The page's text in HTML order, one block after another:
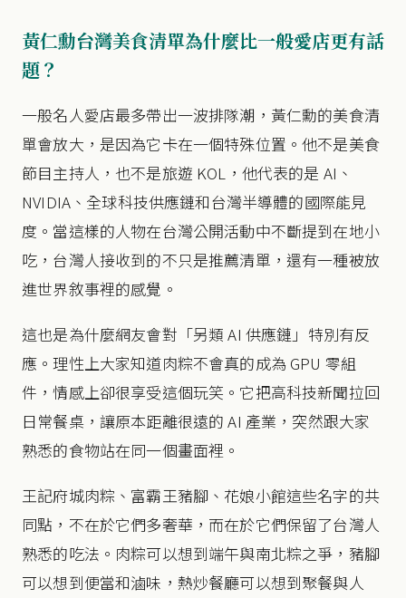
黃仁勳台灣美食清單為什麼比一般愛店更有話
題？
一般名人愛店最多帶出一波排隊潮，黃仁勳的美食清
單會放大，是因為它卡在一個特殊位置。他不是美食
節目主持人，也不是旅遊 KOL，他代表的是 AI、
NVIDIA、全球科技供應鏈和台灣半導體的國際能見
度。當這樣的人物在台灣公開活動中不斷提到在地小
吃，台灣人接收到的不只是推薦清單，還有一種被放
進世界敘事裡的感覺。
這也是為什麼網友會對「另類 AI 供應鏈」特別有反
應。理性上大家知道肉粽不會真的成為 GPU 零組
件，情感上卻很享受這個玩笑。它把高科技新聞拉回
日常餐桌，讓原本距離很遠的 AI 產業，突然跟大家
熟悉的食物站在同一個畫面裡。
王記府城肉粽、富霸王豬腳、花娘小館這些名字的共
同點，不在於它們多奢華，而在於它們保留了台灣人
熟悉的吃法。肉粽可以想到端午與南北粽之爭，豬腳
可以想到便當和滷味，熱炒餐廳可以想到聚餐與人